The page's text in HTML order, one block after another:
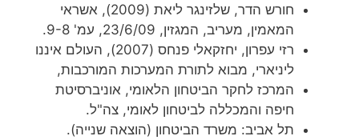
חורש הדר, שלזינגר ליאת (2009), אשראי
המאמין, מעריב, המגזין, 23/6/09, עמ' 9-8.
רזי עפרון, יחזקאלי פנחס (2007), העולם איננו
ליניארי, מבוא לתורת המערכות המורכבות,
המרכז לחקר הביטחון הלאומי, אוניברסיטת
חיפה והמכללה לביטחון לאומי, צה"ל.
תל אביב: משרד הביטחון (הוצאה שנייה).